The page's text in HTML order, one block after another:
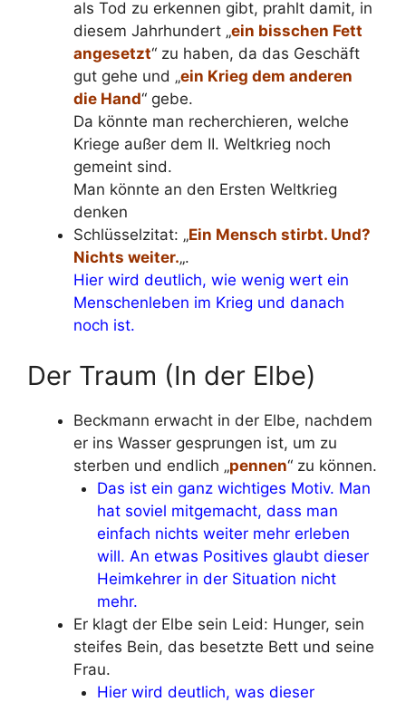
als Tod zu erkennen gibt, prahlt damit, in
diesem Jahrhundert „ein bisschen Fett
angesetzt“ zu haben, da das Geschäft
gut gehe und „ein Krieg dem anderen
die Hand“ gebe.
Da könnte man recherchieren, welche
Kriege außer dem II. Weltkrieg noch
gemeint sind.
Man könnte an den Ersten Weltkrieg
denken
Schlüsselzitat: „Ein Mensch stirbt. Und?
Nichts weiter.„.
Hier wird deutlich, wie wenig wert ein
Menschenleben im Krieg und danach
noch ist.
Der Traum (In der Elbe)
Beckmann erwacht in der Elbe, nachdem
er ins Wasser gesprungen ist, um zu
sterben und endlich „pennen“ zu können.
Das ist ein ganz wichtiges Motiv. Man
hat soviel mitgemacht, dass man
einfach nichts weiter mehr erleben
will. An etwas Positives glaubt dieser
Heimkehrer in der Situation nicht
mehr.
Er klagt der Elbe sein Leid: Hunger, sein
steifes Bein, das besetzte Bett und seine
Frau.
Hier wird deutlich, was dieser